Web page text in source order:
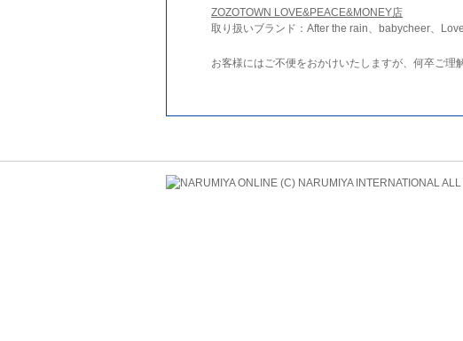
ZOZOTOWN LOVE&PEACE&MONEY店
取り扱いブランド：After the rain、babycheer、
お客様にはご不便をおかけいたしますが、何卒ご理